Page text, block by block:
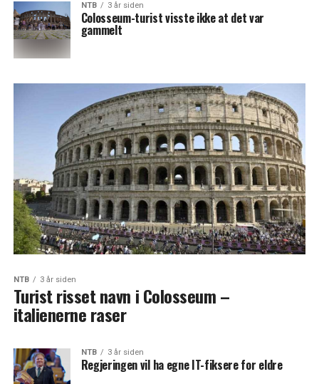
NTB 3 år siden
Colosseum-turist visste ikke at det var
gammelt
NTB 3 år siden
Turist risset navn i Colosseum –
italienerne raser
NTB 3 år siden
Regjeringen vil ha egne IT-fiksere for eldre